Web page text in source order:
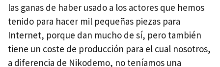
las ganas de haber usado a los actores que hemos
tenido para hacer mil pequeñas piezas para
Internet, porque dan mucho de sí, pero también
tiene un coste de producción para el cual nosotros,
a diferencia de Nikodemo, no teníamos una